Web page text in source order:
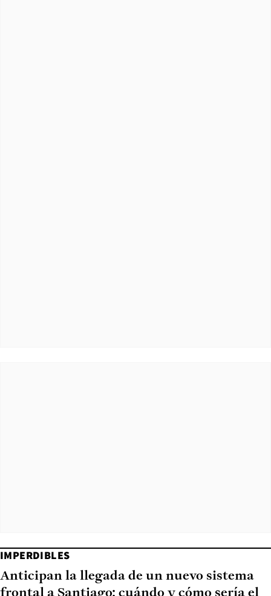
IMPERDIBLES
Anticipan la llegada de un nuevo sistema
frontal a Santiago: cuándo y cómo sería el